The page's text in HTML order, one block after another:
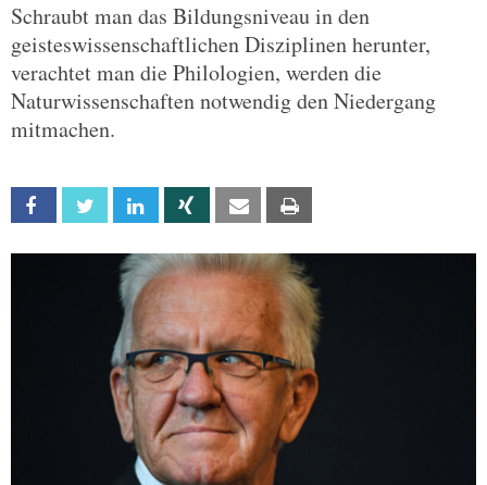
Schraubt man das Bildungsniveau in den
geisteswissenschaftlichen Disziplinen herunter,
verachtet man die Philologien, werden die
Naturwissenschaften notwendig den Niedergang
mitmachen.
Facebook Twitter Linkedin Xing Email